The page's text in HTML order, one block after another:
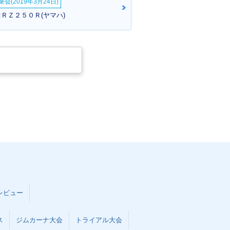
会(2019年3月24日)
Ｚ２５０Ｒ(ヤマハ)
ビュー
ジムカーナ大会 トライアル大会